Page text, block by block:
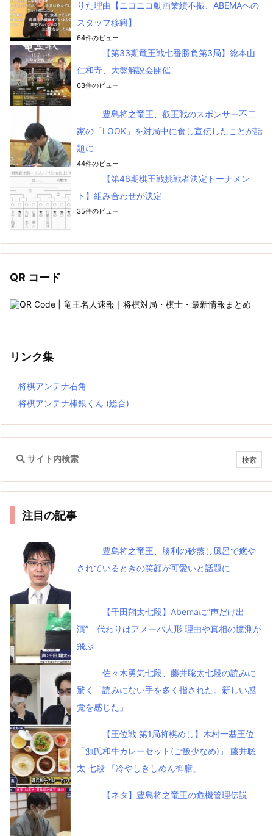
りた理由【ニコニコ動画業績不振、ABEMAへの
スタッフ移籍】
64件のビュー
【第33期竜王戦七番勝負第3局】総本山
仁和寺、大盤解説会開催
63件のビュー
豊島将之竜王、叡王戦のスポンサー不二
家の「LOOK」を対局中に食し宣伝したことが話
題に
44件のビュー
【第46期棋王戦挑戦者決定トーナメン
ト】組み合わせが決定
35件のビュー
QR コード
リンク集
将棋アンテナ右角
将棋アンテナ棒銀くん (総合)
注目の記事
豊島将之竜王、勝利の砂蒸し風呂で癒や
されているときの笑顔が可愛いと話題に
【千田翔太七段】Abemaに”声だけ出
演” 代わりはアメーバ人形 理由や真相の憶測が
飛ぶ
佐々木勇気七段、藤井聡太七段の読みに
驚く「読みにない手を多く指された。新しい感
覚を感じた」
【王位戦 第1局将棋めし】木村一基王位
「源氏和牛カレーセット(ご飯少なめ)」 藤井聡
太 七段 「冷やしきしめん御膳」
【ネタ】豊島将之竜王の危機管理伝説